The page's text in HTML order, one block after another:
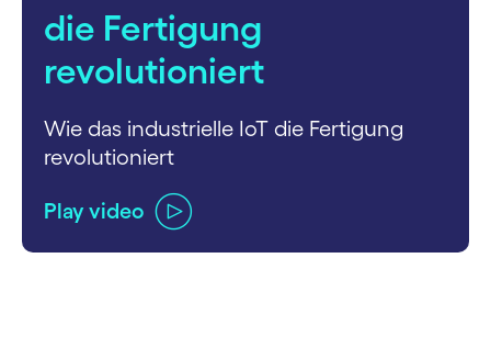
die Fertigung
revolutioniert
Wie das industrielle IoT die Fertigung
revolutioniert
Play video